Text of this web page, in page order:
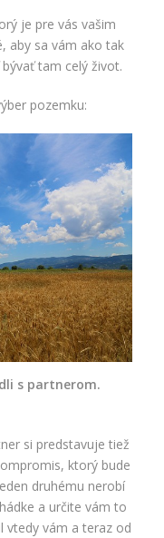
je pre vás vašim
aby sa vám ako tak
tam celý život.
pozemku:
s partnerom.
si predstavuje tiež
ktorý bude
druhému nerobí
a určite vám to
vtedy vám a teraz od